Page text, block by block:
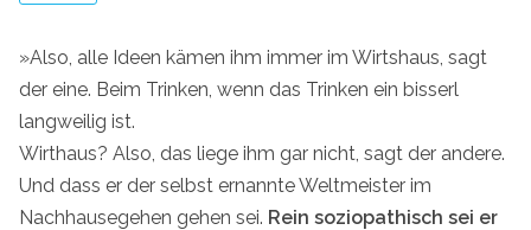
»Also, alle Ideen kämen ihm immer im Wirtshaus, sagt
der eine. Beim Trinken, wenn das Trinken ein bisserl
langweilig ist.
Wirthaus? Also, das liege ihm gar nicht, sagt der andere.
Und dass er der selbst ernannte Weltmeister im
Nachhausegehen gehen sei. Rein soziopathisch sei er